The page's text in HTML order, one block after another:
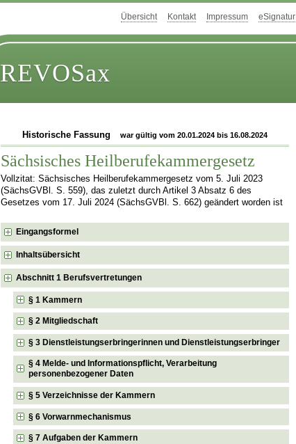
Übersicht Kontakt Impressum eSignatur
REVOSax
Historische Fassung war gültig vom 20.01.2024 bis 16.08.2024
Sächsisches Heilberufekammergesetz
Vollzitat: Sächsisches Heilberufekammergesetz vom 5. Juli 2023
(SächsGVBl. S. 559), das zuletzt durch Artikel 3 Absatz 6 des
Gesetzes vom 17. Juli 2024 (SächsGVBl. S. 662) geändert worden ist
Eingangsformel
Inhaltsübersicht
Abschnitt 1 Berufsvertretungen
§ 1 Kammern
§ 2 Mitgliedschaft
§ 3 Dienstleistungserbringerinnen und Dienstleistungserbringer
§ 4 Melde- und Informationspflicht, Verarbeitung
personenbezogener Daten
§ 5 Verzeichnisse der Kammern
§ 6 Vorwarnmechanismus
§ 7 Aufgaben der Kammern